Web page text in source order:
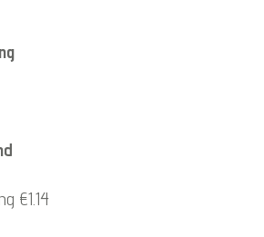
€1.14